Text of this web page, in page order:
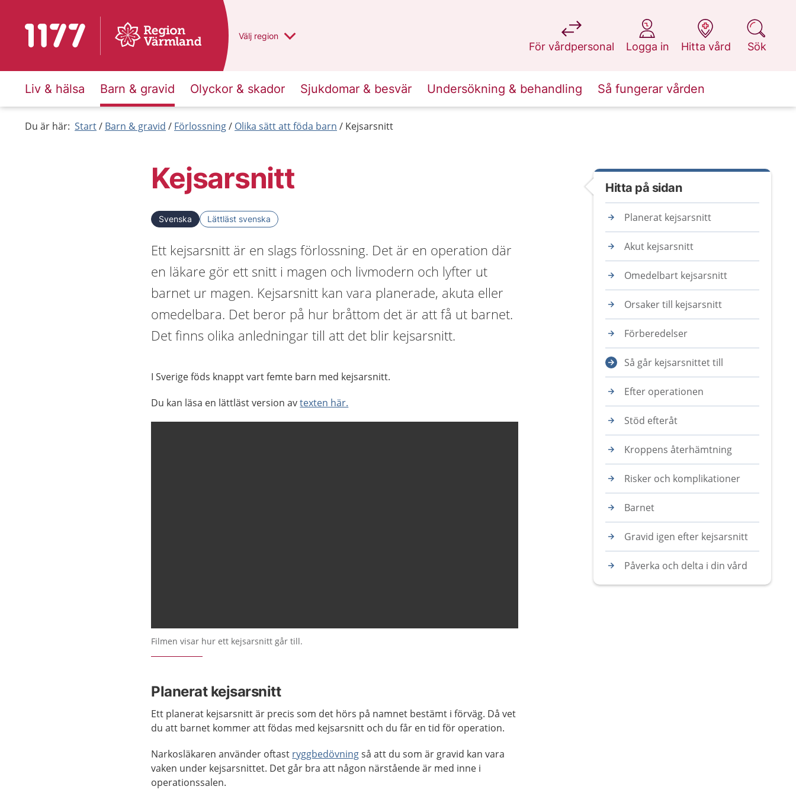
Till startsidan för 1177 Du har valt region
Välj en annan
region
För vårdpersonal
på 1177.se
Logga in
på 1177.se
Hitta vård
på 1177.se
Sök
på 1177.se
Liv & hälsa Barn & gravid Olyckor & skador Sjukdomar & besvär Undersökning & behandling Så fungerar vården
Du är här: Start Barn & gravid Förlossning Olika sätt att föda barn Kejsarsnitt
Kejsarsnitt
Svenska Lättläst svenska
Ett kejsarsnitt är en slags förlossning. Det är en operation där
en läkare gör ett snitt i magen och livmodern och lyfter ut
barnet ur magen. Kejsarsnitt kan vara planerade, akuta eller
omedelbara. Det beror på hur bråttom det är att få ut barnet.
Det finns olika anledningar till att det blir kejsarsnitt.
I Sverige föds knappt vart femte barn med kejsarsnitt.
Du kan läsa en lättläst version avtexten här.
Filmen visar hur ett kejsarsnitt går till.
Planerat kejsarsnitt
Ett planerat kejsarsnitt är precis som det hörs på namnet bestämt i förväg. Då vet
du att barnet kommer att födas med kejsarsnitt och du får en tid för operation.
Narkosläkaren använder oftast ryggbedövningså att du som är gravid kan vara
vaken under kejsarsnittet. Det går bra att någon närstående är med inne i
operationssalen.
Hitta på sidan
Planerat kejsarsnitt
Akut kejsarsnitt
Omedelbart kejsarsnitt
Orsaker till kejsarsnitt
Förberedelser
Så går kejsarsnittet till
Efter operationen
Stöd efteråt
Kroppens återhämtning
Risker och komplikationer
Barnet
Gravid igen efter kejsarsnitt
Påverka och delta i din vård